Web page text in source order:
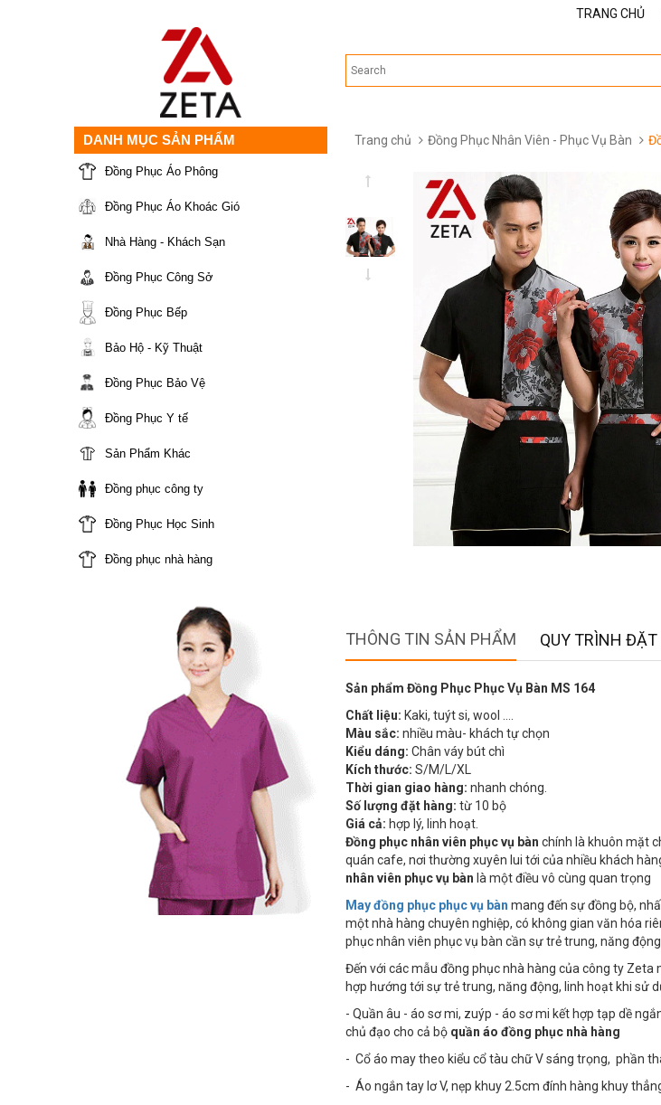
TRANG CHỦ
DANH MỤC SẢN PHẨM
Đồng Phục Áo Phông
Đồng Phục Áo Khoác Gió
Nhà Hàng - Khách Sạn
Đồng Phục Công Sở
Đồng Phục Bếp
Bảo Hộ - Kỹ Thuật
Đồng Phục Bảo Vệ
Đồng Phục Y tế
Sản Phẩm Khác
Đồng phục công ty
Đồng Phục Học Sinh
Đồng phục nhà hàng
Trang chủ Đồng Phục Nhân Viên - Phục Vụ Bàn
THÔNG TIN SẢN PHẨM QUY TRÌNH ĐẶT
Sản phẩm Đồng Phục Phục Vụ Bàn MS 164
Chất liệu: Kaki, tuýt si, wool ….
Màu sắc: nhiều màu- khách tự chọn
Kiểu dáng: Chân váy bút chì
Kích thước: S/M/L/XL
Thời gian giao hàng: nhanh chóng.
Số lượng đặt hàng: từ 10 bộ
Giá cả: hợp lý, linh hoạt.
Đồng phục nhân viên phục vụ bàn chính là khuôn mặt
quán cafe, nơi thường xuyên lui tới của nhiều khách
nhân viên phục vụ bàn là một điều vô cùng quan trọng
May đồng phục phục vụ bàn mang đến sự đồng bộ,
một nhà hàng chuyên nghiệp, có không gian văn hóa
phục nhân viên phục vụ bàn cần sự trẻ trung, năng
Đến với các mẫu đồng phục nhà hàng của công ty Zeta
hợp hướng tới sự trẻ trung, năng động, linh hoạt khi sử
- Quần âu - áo sơ mi, zuýp - áo sơ mi kết hợp tạp dề
chủ đạo cho cả bộ quần áo đồng phục nhà hàng
- Cổ áo may theo kiểu cổ tàu chữ V sáng trọng, phần
- Áo ngắn tay lơ V, nẹp khuy 2.5cm đính hàng khuy